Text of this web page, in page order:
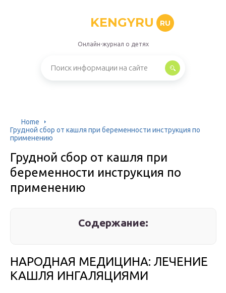
KENGYRU RU
Онлайн-журнал о детях
Home
Грудной сбор от кашля при беременности инструкция по
применению
Грудной сбор от кашля при
беременности инструкция по
применению
Содержание:
НАРОДНАЯ МЕДИЦИНА: ЛЕЧЕНИЕ
КАШЛЯ ИНГАЛЯЦИЯМИ